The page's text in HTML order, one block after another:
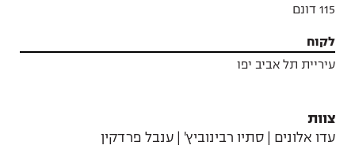
פרויקטים
115 דונם
לקוח
עיריית תל אביב יפו
צוות
עדו אלונים | סתיו רבינוביץ' | ענבל פרדקין